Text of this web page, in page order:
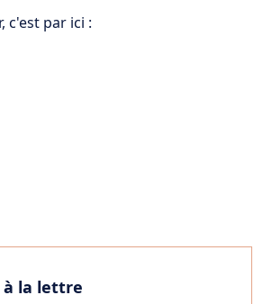
c'est par ici :
à la lettre